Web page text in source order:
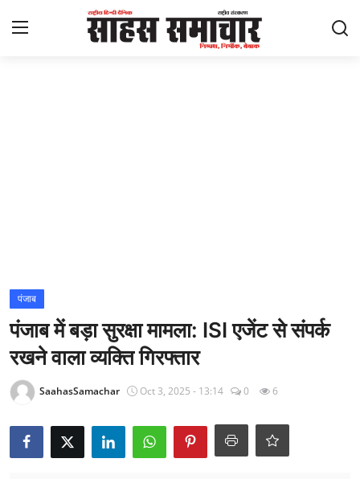
राज्य
अंतराष्ट्रीय
Epaper
पंजाब
पंजाब में बड़ा सुरक्षा मामला: ISI एजेंट से संपर्क
रखने वाला व्यक्ति गिरफ्तार
SaahasSamachar Oct 3, 2025 - 13:14 0 6